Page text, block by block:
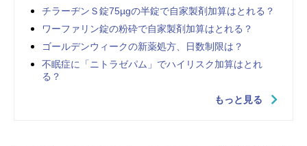
チラーヂンＳ錠75µgの半錠で自家製剤加算はとれる？
ワーファリン錠の粉砕で自家製剤加算はとれる？
ゴールデンウィークの新薬処方、日数制限は？
不眠症に「ニトラゼパム」でハイリスク加算はとれ
る？
もっと見る